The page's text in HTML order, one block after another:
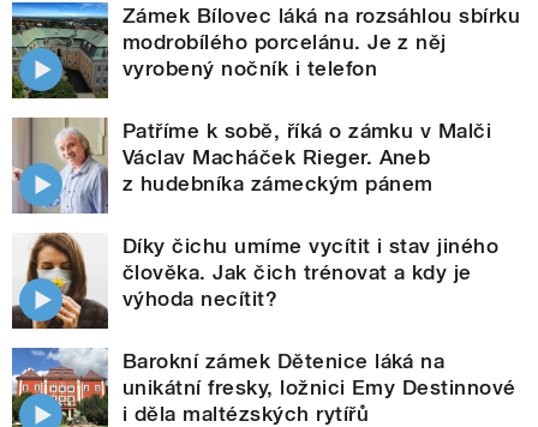
Zámek Bílovec láká na rozsáhlou sbírku
modrobílého porcelánu. Je z něj
vyrobený nočník i telefon
Patříme k sobě, říká o zámku v Malči
Václav Macháček Rieger. Aneb
z hudebníka zámeckým pánem
Díky čichu umíme vycítit i stav jiného
člověka. Jak čich trénovat a kdy je
výhoda necítit?
Barokní zámek Dětenice láká na
unikátní fresky, ložnici Emy Destinnové
i děla maltézských rytířů